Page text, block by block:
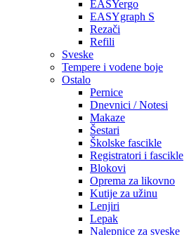
EASYergo
EASYgraph S
Rezači
Refili
Sveske
Tempere i vodene boje
Ostalo
Pernice
Dnevnici / Notesi
Makaze
Šestari
Školske fascikle
Registratori i fascikle
Blokovi
Oprema za likovno
Kutije za užinu
Lenjiri
Lepak
Nalepnice za sveske